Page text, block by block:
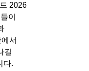
2026
이
서
길
다.